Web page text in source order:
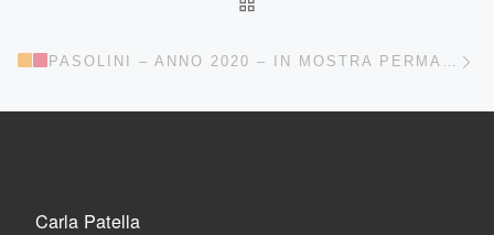
PASOLINI – ANNO 2020 – IN MOSTRA PERMANENTE ALLA BIBLIOTECA GALVANI-PASOLINI DI BOLOGNA
Carla Patella